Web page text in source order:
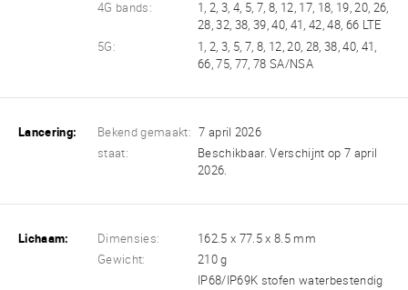
4G bands:
1, 2, 3, 4, 5, 7, 8, 12, 17, 18, 19, 20, 26,
28, 32, 38, 39, 40, 41, 42, 48, 66 LTE
5G:
1, 2, 3, 5, 7, 8, 12, 20, 28, 38, 40, 41,
66, 75, 77, 78 SA/NSA
Lancering: Bekend gemaakt:
7 april 2026
staat:
Beschikbaar. Verschijnt op 7 april
2026.
Lichaam: Dimensies:
162.5 x 77.5 x 8.5 mm
Gewicht:
210 g
IP68/IP69K stofen waterbestendig